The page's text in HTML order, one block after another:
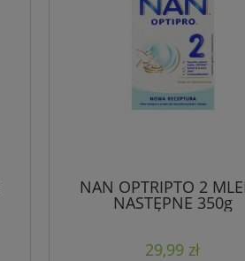
NAN OPTRIPTO 2
NASTĘPNE 350g
29,99 zł